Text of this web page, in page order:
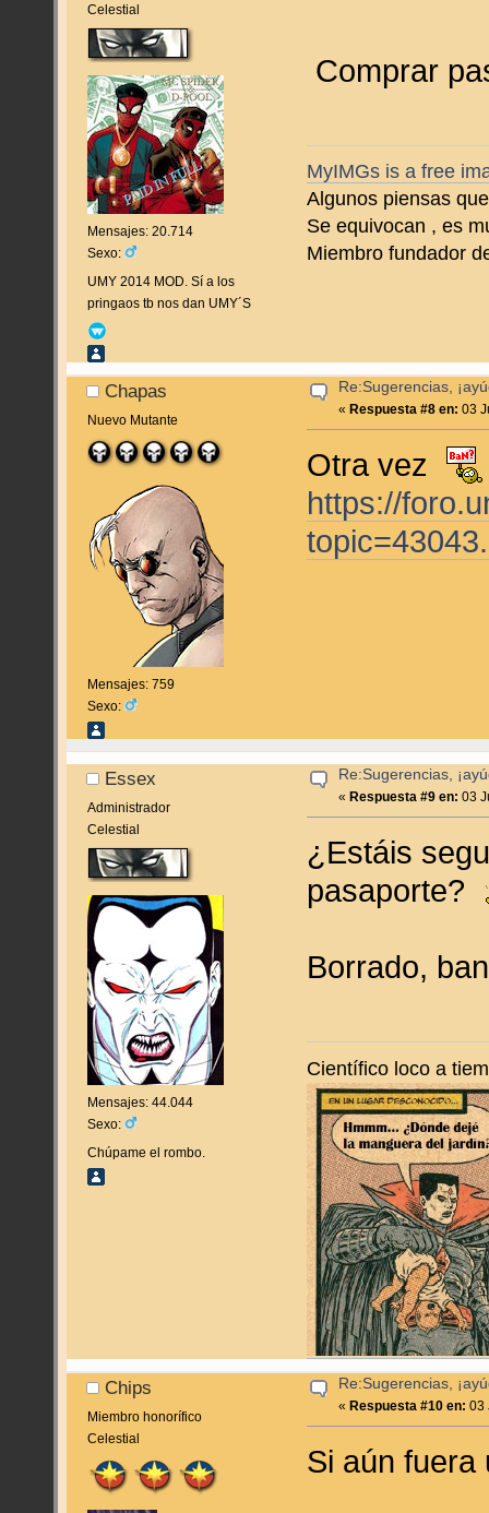
Celestial
Mensajes: 20.714
Sexo:
UMY 2014 MOD. Sí a los
pringaos tb nos dan UMY´S
Comprar
MyIMGs is a free
Algunos piensas
Se equivocan , es
Miembro fundador
Chapas
Nuevo Mutante
Mensajes: 759
Sexo:
Re:Sugerencias,
« Respuesta #8 en: 03
Otra vez
https://
Essex
Administrador
Celestial
Mensajes: 44.044
Sexo:
Chúpame el rombo.
Re:Sugerencias,
« Respuesta #9 en: 03
¿Estáis
pasaporte?
Borrado,
Científico loco a
Chips
Miembro honorífico
Celestial
Re:Sugerencias,
«Respuesta #10 en: 03
Si aún